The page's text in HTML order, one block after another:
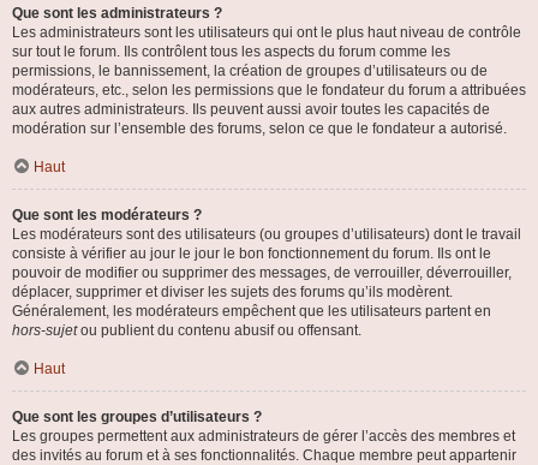
Que sont les administrateurs ?
Les administrateurs sont les utilisateurs qui ont le plus haut niveau de contrôle
sur tout le forum. Ils contrôlent tous les aspects du forum comme les
permissions, le bannissement, la création de groupes d’utilisateurs ou de
modérateurs, etc., selon les permissions que le fondateur du forum a attribuées
aux autres administrateurs. Ils peuvent aussi avoir toutes les capacités de
modération sur l’ensemble des forums, selon ce que le fondateur a autorisé.
Haut
Que sont les modérateurs ?
Les modérateurs sont des utilisateurs (ou groupes d’utilisateurs) dont le travail
consiste à vérifier au jour le jour le bon fonctionnement du forum. Ils ont le
pouvoir de modifier ou supprimer des messages, de verrouiller, déverrouiller,
déplacer, supprimer et diviser les sujets des forums qu’ils modèrent.
Généralement, les modérateurs empêchent que les utilisateurs partent en
hors-sujetou publient du contenu abusif ou offensant.
Haut
Que sont les groupes d’utilisateurs ?
Les groupes permettent aux administrateurs de gérer l’accès des membres et
des invités au forum et à ses fonctionnalités. Chaque membre peut appartenir